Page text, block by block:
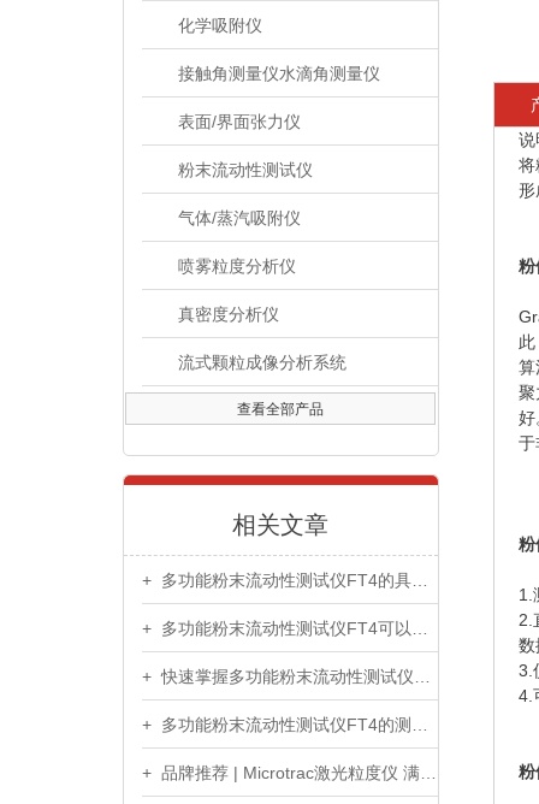
化学吸附仪
接触角测量仪水滴角测量仪
表面/界面张力仪
粉末流动性测试仪
气体/蒸汽吸附仪
喷雾粒度分析仪
真密度分析仪
流式颗粒成像分析系统
查看全部产品
相关文章
说
将
形
粉
算
好
于
粉
1.
2.
数
3.
4.
粉